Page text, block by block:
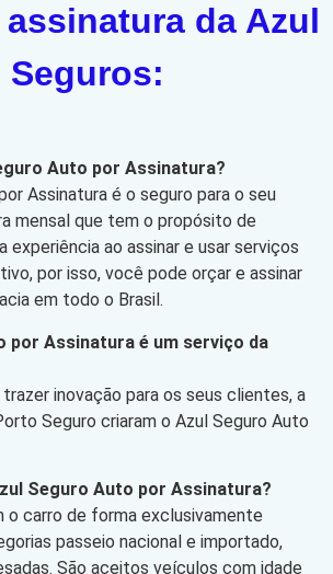
da Azul
Seguros:
Auto por Assinatura?
Assinatura é o seguro para o seu
mensal que tem o propósito de
experiência ao assinar e usar serviços
por isso, você pode orçar e assinar
em todo o Brasil.
por Assinatura é um serviço da
inovação para os seus clientes, a
Seguro criaram o Azul Seguro Auto
Seguro Auto por Assinatura?
o carro de forma exclusivamente
passeio nacional e importado,
São aceitos veículos com idade